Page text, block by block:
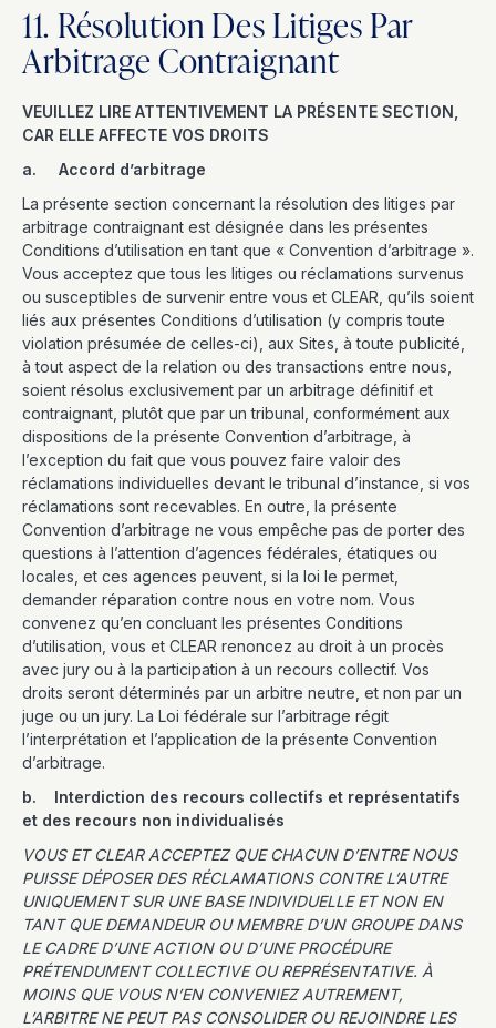
11. Résolution Des Litiges Par
Arbitrage Contraignant
VEUILLEZ LIRE ATTENTIVEMENT LA PRÉSENTE SECTION,
CAR ELLE AFFECTE VOS DROITS
a. Accord d’arbitrage
La présente section concernant la résolution des litiges par
arbitrage contraignant est désignée dans les présentes
Conditions d’utilisation en tant que « Convention d’arbitrage ».
Vous acceptez que tous les litiges ou réclamations survenus
ou susceptibles de survenir entre vous et CLEAR, qu’ils soient
liés aux présentes Conditions d’utilisation (y compris toute
violation présumée de celles-ci), aux Sites, à toute publicité,
à tout aspect de la relation ou des transactions entre nous,
soient résolus exclusivement par un arbitrage définitif et
contraignant, plutôt que par un tribunal, conformément aux
dispositions de la présente Convention d’arbitrage, à
l’exception du fait que vous pouvez faire valoir des
réclamations individuelles devant le tribunal d’instance, si vos
réclamations sont recevables. En outre, la présente
Convention d’arbitrage ne vous empêche pas de porter des
questions à l’attention d’agences fédérales, étatiques ou
locales, et ces agences peuvent, si la loi le permet,
demander réparation contre nous en votre nom. Vous
convenez qu’en concluant les présentes Conditions
d’utilisation, vous et CLEAR renoncez au droit à un procès
avec jury ou à la participation à un recours collectif. Vos
droits seront déterminés par un arbitre neutre, et non par un
juge ou un jury. La Loi fédérale sur l’arbitrage régit
l’interprétation et l’application de la présente Convention
d’arbitrage.
b. Interdiction des recours collectifs et représentatifs
et des recours non individualisés
VOUS ET CLEAR ACCEPTEZ QUE CHACUN D’ENTRE NOUS
PUISSE DÉPOSER DES RÉCLAMATIONS CONTRE L’AUTRE
UNIQUEMENT SUR UNE BASE INDIVIDUELLE ET NON EN
TANT QUE DEMANDEUR OU MEMBRE D’UN GROUPE DANS
LE CADRE D’UNE ACTION OU D’UNE PROCÉDURE
PRÉTENDUMENT COLLECTIVE OU REPRÉSENTATIVE. À
MOINS QUE VOUS N’EN CONVENIEZ AUTREMENT,
L’ARBITRE NE PEUT PAS CONSOLIDER OU REJOINDRE LES